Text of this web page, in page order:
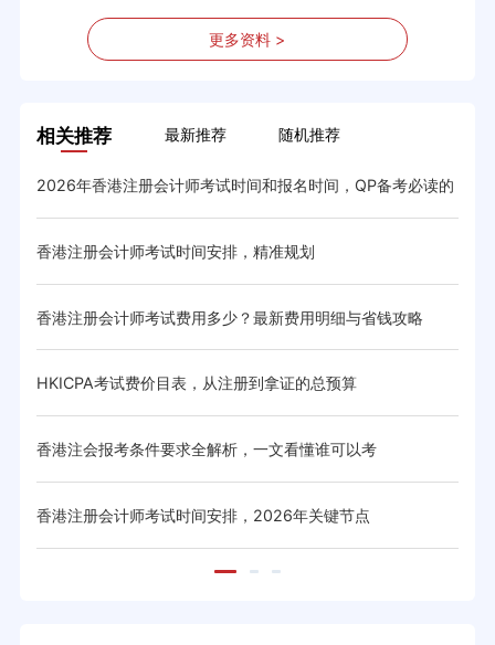
更多资料 >
相关推荐 最新推荐 随机推荐
2026年香港注册会计师考试时间和报名时间，QP备考必读的
时间规划
香港注册会计师考试时间安排，精准规划
香港注册会计师考试费用多少？最新费用明细与省钱攻略
HKICPA考试费价目表，从注册到拿证的总预算
香港注会报考条件要求全解析，一文看懂谁可以考
香港注册会计师考试时间安排，2026年关键节点